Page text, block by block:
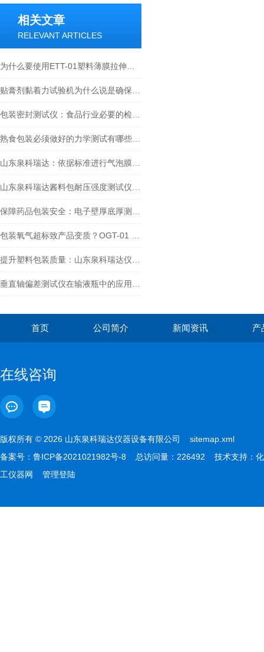
相关文章
RELEVANT ARTICLES
首页 公司简介 新闻资讯 产
在线咨询
版权所有 © 2026 山东泉科瑞达仪器设备有限公司 sitemap.xml
备案号： 鲁ICP备2021021982号-8 总访问量：226492 技术支持： 化
工仪器网
管理登陆